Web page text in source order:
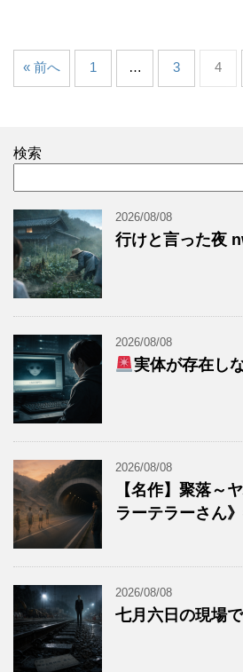
« 前へ 1 … 3 4
検索
2026/08/08
行けと言った夜
2026/08/08
実体が存在し
2026/08/08
【名作】聚落～
ラーテラーさん
2026/08/08
七月六日の現場